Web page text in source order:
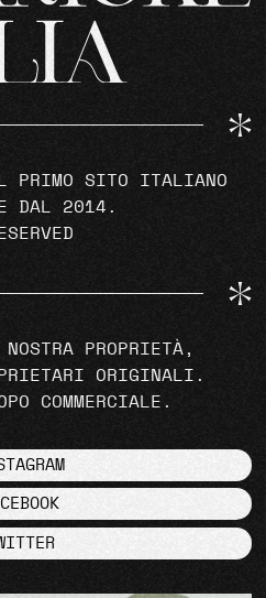
PRIMO SITO ITALIANO
DAL 2014.
PROPRIETÀ,
ORIGINALI.
COMMERCIALE.